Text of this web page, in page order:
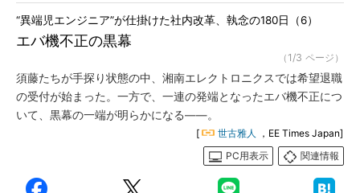
エバ機不正の黒幕
“異端児エンジニア”が仕掛けた社内改革、執念の180日（6）
（1/3 ページ）
須藤たちが手探り状態の中、湘南エレクトロニクスでは希望退職
の受付が始まった。一方で、一連の発端となったエバ機不正につ
いて、黒幕の一端が明らかになる――。
[ 世古雅人
，EE Times Japan]
PC用表示
関連情報